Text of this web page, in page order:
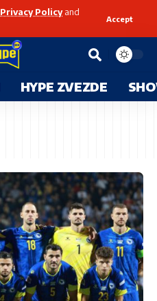
Privacy Policyand
Accept
HYPE ZVEZDE